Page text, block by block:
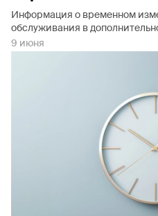
Информация о временном
обслуживания в
9 июня